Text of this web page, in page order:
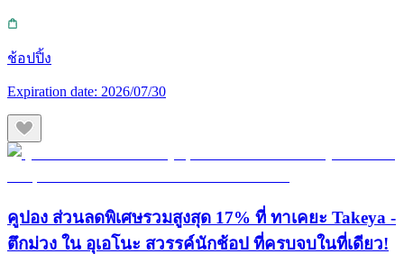
ช้อปปิ้ง
Expiration date: 2026/07/30
คูปอง ส่วนลดพิเศษรวมสูงสุด 17% ที่ ทาเคยะ Takeya -
ตึกม่วง ใน อุเอโนะ สวรรค์นักช้อป ที่ครบจบในที่เดียว!